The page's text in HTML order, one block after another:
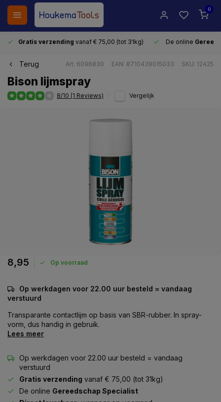
0
Gratis verzending vanaf € 75,00 (tot 31kg) De online
Terug Art: 6096830 EAN: 8710439015033 SKU: 12425
Bison lijmspray
8/10 (1 Reviews) Vergelijk
8,95 Op voorraad
Op werkdagen voor 22.00 uur besteld = vandaag
verstuurd
Transparante contactlijm op basis van SBR-rubber. In spray-
vorm, dus handig in gebruik.
Lees meer
Op werkdagen voor 22.00 uur besteld = vandaag
verstuurd
Gratis verzending vanaf € 75,00 (tot 31kg)
De online Gereedschap Specialist